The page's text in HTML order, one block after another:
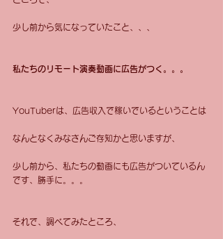
少し前から気になっていたこと、、、
私たちのリモート演奏動画に広告がつく。。。
YouTuberは、広告収入で稼いでいるということは
なんとなくみなさんご存知かと思いますが、
少し前から、私たちの動画にも広告がついているん
です、勝手に。。。
それで、調べてみたところ、